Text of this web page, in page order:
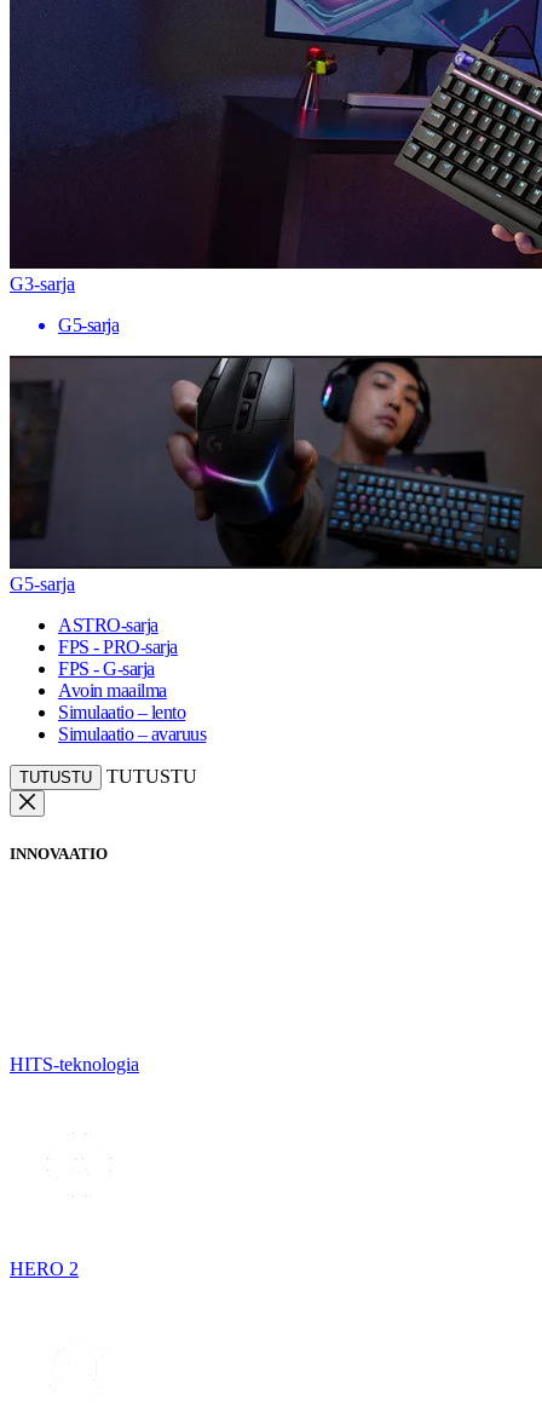
G3-sarja
G5-sarja
G5-sarja
ASTRO-sarja
FPS - PRO-sarja
FPS - G-sarja
Avoin maailma
Simulaatio – lento
Simulaatio – avaruus
TUTUSTU TUTUSTU
INNOVAATIO
HITS-teknologia
HERO 2